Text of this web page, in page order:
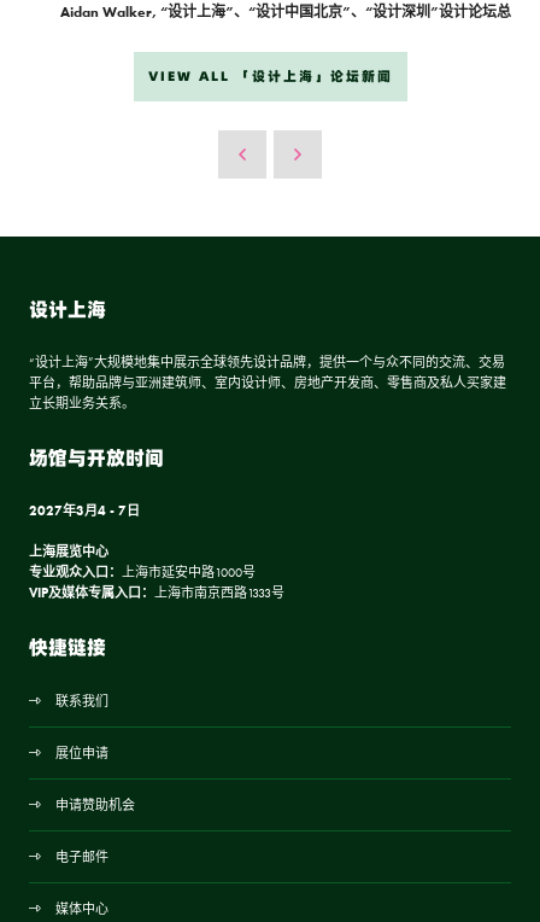
Aidan Walker, “设计上海”、“设计中国北京”、“设计深圳”设计论坛总
VIEW ALL 「设计上海」论坛新闻
设计上海
“设计上海”大规模地集中展示全球领先设计品牌，提供一个与众不同的交流、交易
平台，帮助品牌与亚洲建筑师、室内设计师、房地产开发商、零售商及私人买家建
立长期业务关系。
场馆与开放时间
2027年3月4 - 7日
上海展览中心
专业观众入口：
上海市延安中路1000号
VIP及媒体专属入口：
上海市南京西路1333号
快捷链接
联系我们
展位申请
申请赞助机会
电子邮件
媒体中心